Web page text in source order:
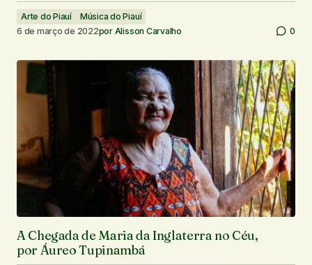
Arte do Piauí
Música do Piauí
6 de março de 2022por Alisson Carvalho 0
A Chegada de Maria da Inglaterra no Céu,
por Áureo Tupinambá